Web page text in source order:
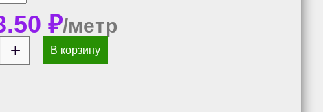
₽/метр
В корзину